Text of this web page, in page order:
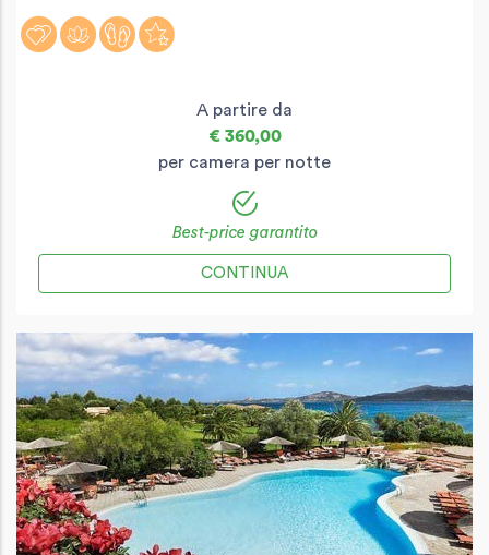
A partire da
€ 360,00
per camera per notte
Best-price garantito
CONTINUA